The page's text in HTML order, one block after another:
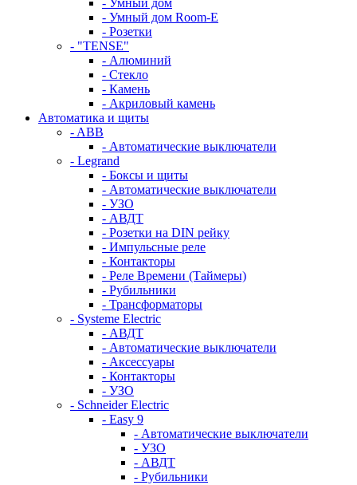
- Умный дом
- Умный дом Room-E
- Розетки
- "TENSE"
- Алюминий
- Стекло
- Камень
- Акриловый камень
Автоматика и щиты
- ABB
- Автоматические выключатели
- Legrand
- Боксы и щиты
- Автоматические выключатели
- УЗО
- АВДТ
- Розетки на DIN рейку
- Импульсные реле
- Контакторы
- Реле Времени (Таймеры)
- Рубильники
- Трансформаторы
- Systeme Electric
- АВДТ
- Автоматические выключатели
- Аксессуары
- Контакторы
- УЗО
- Schneider Electric
- Easy 9
- Автоматические выключатели
- УЗО
- АВДТ
- Рубильники